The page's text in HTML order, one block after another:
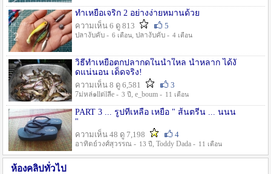
ทำเหยื่อเจริก 2 อย่างง่ายหมานด้วย
ความเห็น 6 ดู 813
5
ปลางับคับ - 6 เดือน, ปลางับคับ - 4 เดือน
วิธีทำเหยื่อตกปลากดในน้ำใหล น้ำหลาก ได้งั
ดแน่นอน เด็ดจริง!
ความเห็น 8 ดู 6,581
3
7ม่หล่๑llต่lลีe - 3 ปี , e_boum - 11 เดือน
PART 3 ... รูปที่เหลือ เหยื่อ " ส้นตรีน ... นนน
"
ความเห็น 48 ดู 7,198
4
อาทิตย์วงศ์สุวรรณ - 13 ปี , Toddy Dada - 11 เดือน
ห้องคลิปทั่วไป